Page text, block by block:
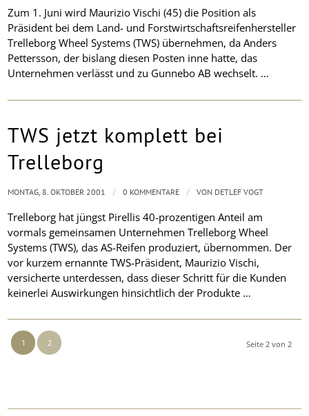
Zum 1. Juni wird Maurizio Vischi (45) die Position als
Präsident bei dem Land- und Forstwirtschaftsreifenhersteller
Trelleborg Wheel Systems (TWS) übernehmen, da Anders
Pettersson, der bislang diesen Posten inne hatte, das
Unternehmen verlässt und zu Gunnebo AB wechselt. …
TWS jetzt komplett bei
Trelleborg
Trelleborg hat jüngst Pirellis 40-prozentigen Anteil am
vormals gemeinsamen Unternehmen Trelleborg Wheel
Systems (TWS), das AS-Reifen produziert, übernommen. Der
vor kurzem ernannte TWS-Präsident, Maurizio Vischi,
versicherte unterdessen, dass dieser Schritt für die Kunden
keinerlei Auswirkungen hinsichtlich der Produkte …
MONTAG, 8. OKTOBER 2001 / 0 KOMMENTARE / VON DETLEF VOGT
Seite 2 von 2
1 2